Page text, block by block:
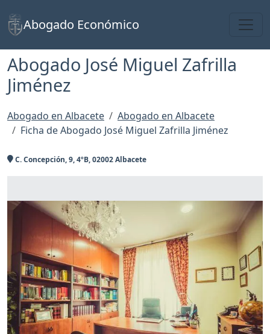
Abogado Económico
Abogado José Miguel Zafrilla
Jiménez
Abogado en Albacete
Abogado en Albacete
Ficha de Abogado José Miguel Zafrilla Jiménez
C. Concepción, 9, 4ºB, 02002 Albacete